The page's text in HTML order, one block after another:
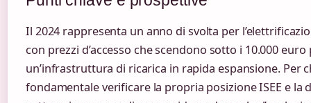
Il 2024 rappresenta un anno di svolta per
con prezzi d’accesso che scendono sotto i 10.000
un’infrastruttura di ricarica in rapida espansione. Per
fondamentale verificare la propria posizione ISEE e